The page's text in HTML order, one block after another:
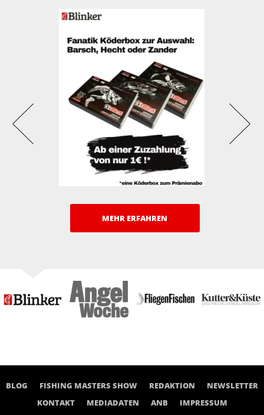
MEHR ERFAHREN
BLOG FISHING MASTERS SHOW REDAKTION
NEWSLETTER
KONTAKT
MEDIADATEN ANB
IMPRESSUM